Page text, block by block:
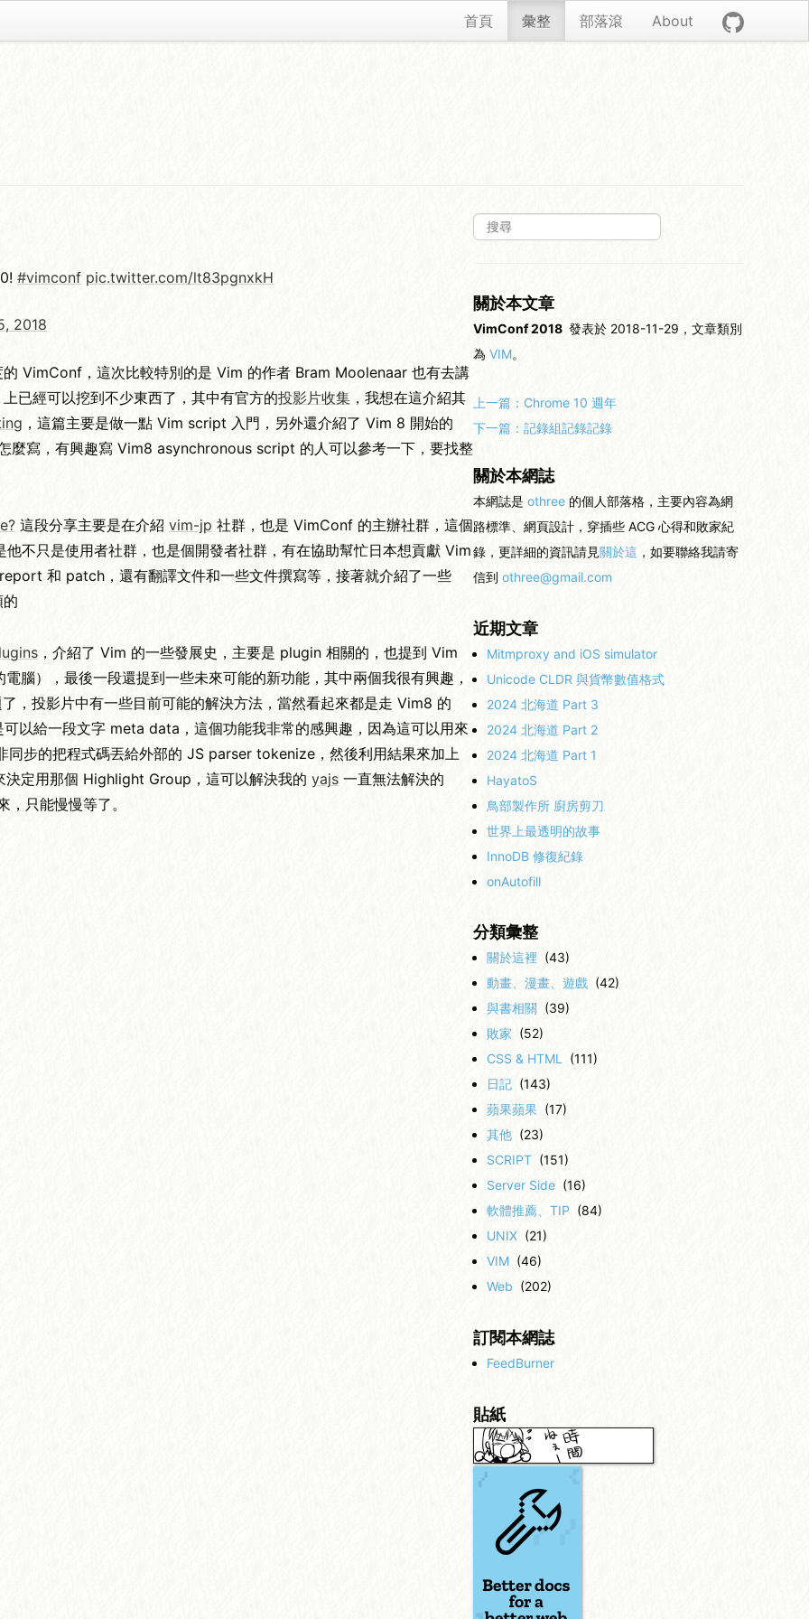
首頁 彙整 部落滾 About
#vimconf pic.twitter.com/lt83pgnxkH
2018
VimConf，這次比較特別的是 Vim 的作者 Bram Moolenaar 也有去講
已經可以挖到不少東西了，其中有官方的投影片收集 ，我想在這介紹其
，這篇主要是做一點 Vim script 入門，另外還介紹了 Vim 8 開始的
寫，有興趣寫 Vim8 asynchronous script 的人可以參考一下，要找整
這段分享主要是在介紹 vim-jp 社群，也是 VimConf 的主辦社群，這個
不只是使用者社群，也是個開發者社群，有在協助幫忙日本想貢獻 Vim
和 patch，還有翻譯文件和一些文件撰寫等，接著就介紹了一些
，介紹了 Vim 的一些發展史，主要是 plugin 相關的，也提到 Vim
），最後一段還提到一些未來可能的新功能，其中兩個我很有興趣，
，投影片中有一些目前可能的解決方法，當然看起來都是走 Vim8 的
以給一段文字 meta data，這個功能我非常的感興趣，因為這可以用來
步的把程式碼丟給外部的 JS parser tokenize，然後利用結果來加上
定用那個 Highlight Group，這可以解決我的 yajs 一直無法解決的
只能慢慢等了。
關於本文章
VimConf 2018 發表於 2018-11-29，文章類別
為 VIM。
上一篇： Chrome 10 週年
下一篇： 記錄組記錄記錄
關於本網誌
本網誌是 othree 的個人部落格，主要內容為網
路標準、網頁設計，穿插些 ACG 心得和敗家紀
錄，更詳細的資訊請見關於這 ，如要聯絡我請寄
信到 othree@gmail.com
近期文章
Mitmproxy and iOS simulator
Unicode CLDR 與貨幣數值格式
2024 北海道 Part 3
2024 北海道 Part 2
2024 北海道 Part 1
HayatoS
鳥部製作所 廚房剪刀
世界上最透明的故事
InnoDB 修復紀錄
onAutofill
分類彙整
關於這裡 (43)
動畫、漫畫、遊戲 (42)
與書相關 (39)
敗家 (52)
CSS & HTML
(111)
日記 (143)
蘋果蘋果 (17)
其他 (23)
SCRIPT (151)
Server Side (16)
軟體推薦、TIP (84)
UNIX (21)
VIM (46)
Web (202)
訂閱本網誌
FeedBurner
貼紙